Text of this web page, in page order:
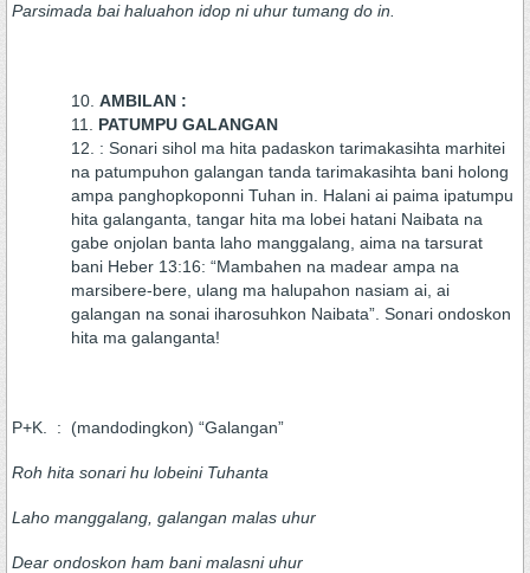
Parsimada bai haluahon idop ni uhur tumang do in.
AMBILAN :
PATUMPU GALANGAN
: Sonari sihol ma hita padaskon tarimakasihta marhitei
na patumpuhon galangan tanda tarimakasihta bani holong
ampa panghopkoponni Tuhan in. Halani ai paima ipatumpu
hita galanganta, tangar hita ma lobei hatani Naibata na
gabe onjolan banta laho manggalang, aima na tarsurat
bani Heber 13:16: “Mambahen na madear ampa na
marsibere-bere, ulang ma halupahon nasiam ai, ai
galangan na sonai iharosuhkon Naibata”. Sonari ondoskon
hita ma galanganta!
P+K. : (mandodingkon) “Galangan”
Roh hita sonari hu lobeini Tuhanta
Laho manggalang, galangan malas uhur
Dear ondoskon ham bani malasni uhur